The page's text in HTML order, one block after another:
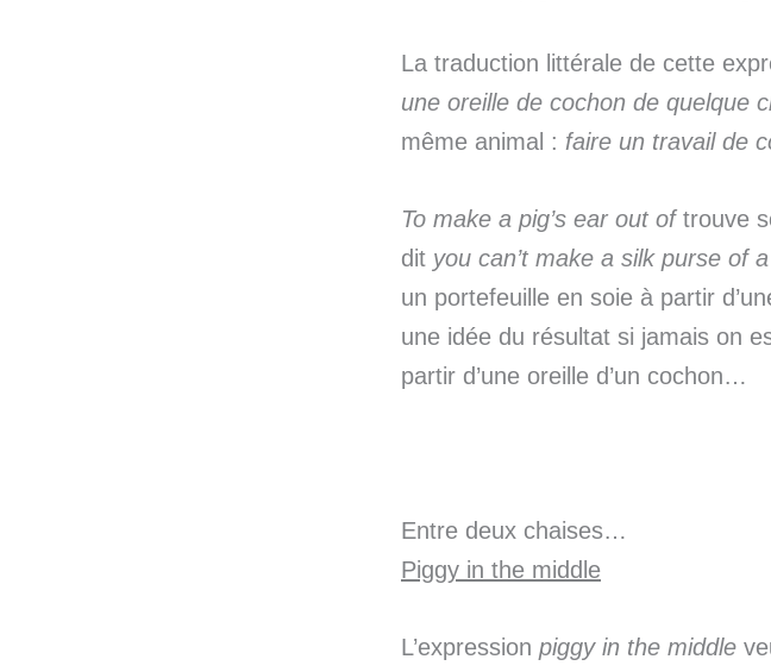
La traduction littérale de cette
une oreille de cochon de quelque
même animal : faire un travail de
To make a pig’s ear out oftrouve
dit you can’t make a silk purse of a
un portefeuille en soie à partir
une idée du résultat si jamais on
partir d’une oreille d’un cochon…
Entre deux chaises…
Piggy in the middle
L’expression piggy in the middle